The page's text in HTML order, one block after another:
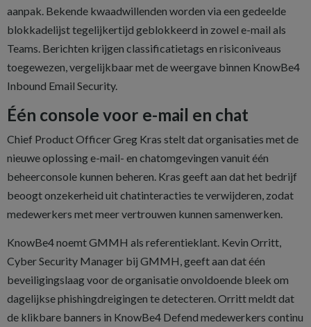
aanpak. Bekende kwaadwillenden worden via een gedeelde
blokkadelijst tegelijkertijd geblokkeerd in zowel e-mail als
Teams. Berichten krijgen classificatietags en risiconiveaus
toegewezen, vergelijkbaar met de weergave binnen KnowBe4
Inbound Email Security.
Één console voor e-mail en chat
Chief Product Officer Greg Kras stelt dat organisaties met de
nieuwe oplossing e-mail- en chatomgevingen vanuit één
beheerconsole kunnen beheren. Kras geeft aan dat het bedrijf
beoogt onzekerheid uit chatinteracties te verwijderen, zodat
medewerkers met meer vertrouwen kunnen samenwerken.
KnowBe4 noemt GMMH als referentieklant. Kevin Orritt,
Cyber Security Manager bij GMMH, geeft aan dat één
beveiligingslaag voor de organisatie onvoldoende bleek om
dagelijkse phishingdreigingen te detecteren. Orritt meldt dat
de klikbare banners in KnowBe4 Defend medewerkers continu